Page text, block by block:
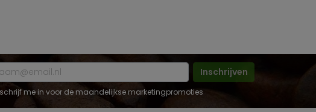
Inschrijven
me in voor de maandelijkse marketingpromoties